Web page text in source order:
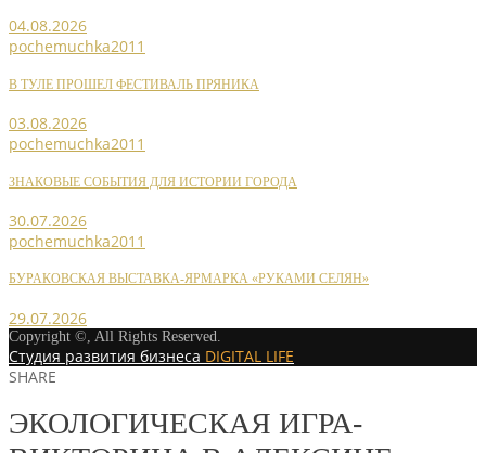
04.08.2026
pochemuchka2011
В ТУЛЕ ПРОШЕЛ ФЕСТИВАЛЬ ПРЯНИКА
03.08.2026
pochemuchka2011
ЗНАКОВЫЕ СОБЫТИЯ ДЛЯ ИСТОРИИ ГОРОДА
30.07.2026
pochemuchka2011
БУРАКОВСКАЯ ВЫСТАВКА-ЯРМАРКА «РУКАМИ СЕЛЯН»
29.07.2026
Copyright ©, All Rights Reserved.
Студия развития бизнеса DIGITAL LIFE
SHARE
ЭКОЛОГИЧЕСКАЯ ИГРА-